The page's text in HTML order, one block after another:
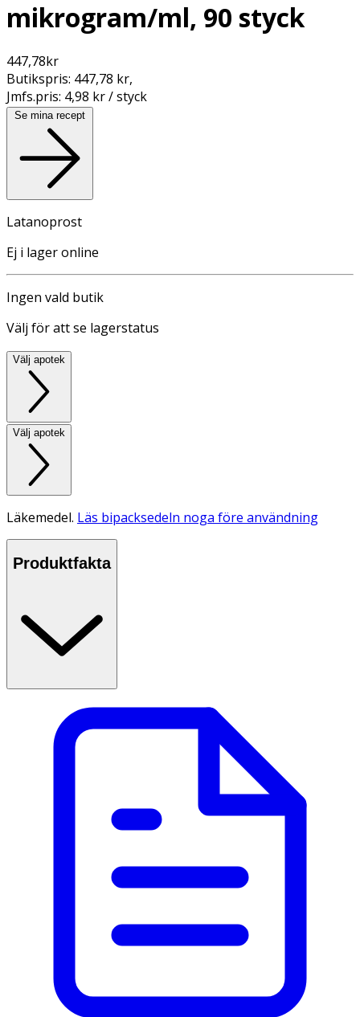
mikrogram/ml, 90 styck
447,78kr
Butikspris: 447,78 kr,
Jmfs.pris: 4,98 kr / styck
Se mina recept
Latanoprost
Ej i lager online
Ingen vald butik
Välj för att se lagerstatus
Välj apotek
Välj apotek
Läkemedel. Läs bipacksedeln noga före användning
Produktfakta